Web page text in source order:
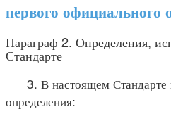
первого официального
Параграф 2. Определения,
Стандарте
3. В настоящем Стандарте
определения: